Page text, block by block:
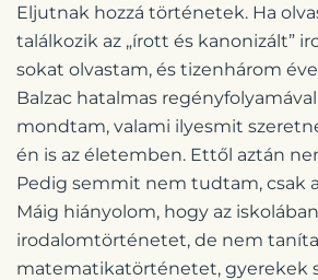
Eljutnak hozzá történetek. Ha
találkozik az „írott és kanonizált”
sokat olvastam, és tizenhárom
Balzac hatalmas
mondtam, valami ilyesmit
én is az életemben. Ettől aztán
Pedig semmit nem tudtam, csak
Máig hiányolom, hogy az
irodalomtörténetet, de nem
matematikatörténetet, gyerekek